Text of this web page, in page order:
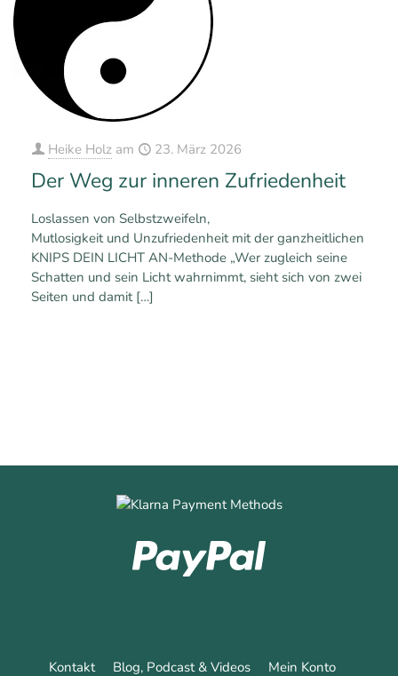
Heike Holz am 23. März 2026
Der Weg zur inneren Zufriedenheit
Loslassen von Selbstzweifeln,
Mutlosigkeit und Unzufriedenheit mit der ganzheitlichen
KNIPS DEIN LICHT AN-Methode „Wer zugleich seine
Schatten und sein Licht wahrnimmt, sieht sich von zwei
Seiten und damit[…]
Kontakt Blog, Podcast & Videos Mein Konto